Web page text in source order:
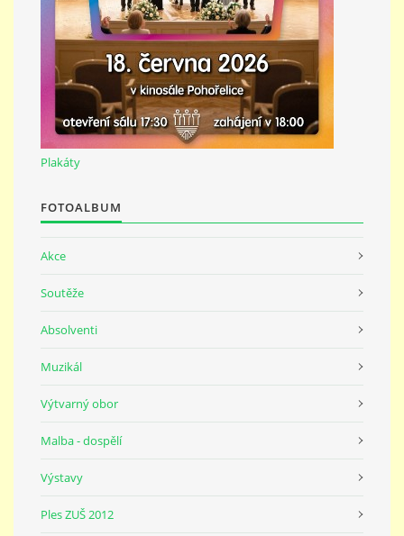
ZUŠ Pohořelice
Školní 462
Pohořelice
691 23
Plakáty
FOTOALBUM
Akce
Soutěže
Absolventi
Muzikál
Výtvarný obor
Malba - dospělí
Výstavy
Ples ZUŠ 2012